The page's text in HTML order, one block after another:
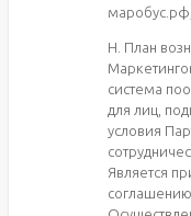
H. План
система
для лиц,
условия
Является
соглашению